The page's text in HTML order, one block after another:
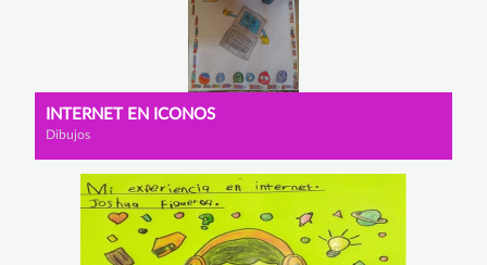
INTERNET EN ICONOS
Dibujos